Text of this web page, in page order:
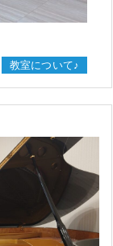
教室について♪